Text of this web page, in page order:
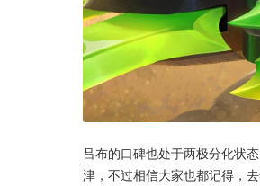
吕布的口碑也处于两极分化状
津，不过相信大家也都记得，